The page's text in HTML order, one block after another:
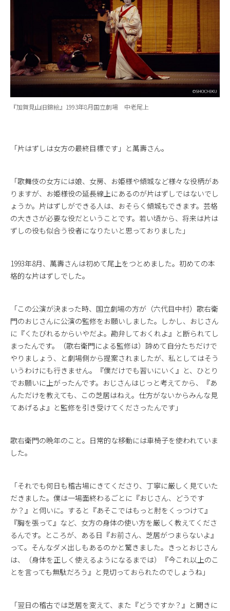
『加賀見山旧錦絵』1993年8月国立劇場 中老尾上
「片はずしは女方の最終目標です」と萬壽さん。
「歌舞伎の女方には娘、女房、お姫様や傾城など様々な役柄があ
りますが、お姫様役の延長線上にあるのが片はずしではないでし
ょうか。片はずしができる人は、おそらく傾城もできます。芸格
の大きさが必要な役だということです。若い頃から、将来は片は
ずしの役も似合う役者になりたいと思っておりました」
1993年8月、萬壽さんは初めて尾上をつとめました。初めての本
格的な片はずしでした。
「この公演が決まった時、国立劇場の方が（六代目中村）歌右衛
門のおじさんに公演の監修をお願いしました。しかし、おじさん
に『くたびれるからいやだよ。勘弁しておくれよ』と断られてし
まったんです。（歌右衛門による監修は）諦めて自分たちだけで
やりましょう、と劇場側から提案されましたが、私としてはそう
いうわけにも行きません。『僕だけでも習いにいく』と、ひとり
でお願いに上がったんです。おじさんはじっと考えてから、『あ
んただけを教えても、この芝居はねえ。仕方がないからみんな見
てあげるよ』と監修を引き受けてくださったんです」
歌右衛門の晩年のこと。日常的な移動には車椅子を使われていま
した。
「それでも何日も稽古場にきてくださり、丁寧に厳しく見ていた
だきました。僕は一場面終わるごとに『おじさん、どうです
か？』と伺いに。すると『あそこではもっと肘をくっつけて』
『胸を張って』など、女方の身体の使い方を厳しく教えてくださ
るんです。ところが、ある日『お前さん、芝居がつまらないよ』
って。そんなダメ出しもあるのかと驚きました。きっとおじさん
は、（身体を正しく使えるようになるまでは）『今これ以上のこ
とを言っても無駄だろう』と見切っておられたのでしょうね」
「翌日の稽古では芝居を変えて、また『どうですか？』と聞きに